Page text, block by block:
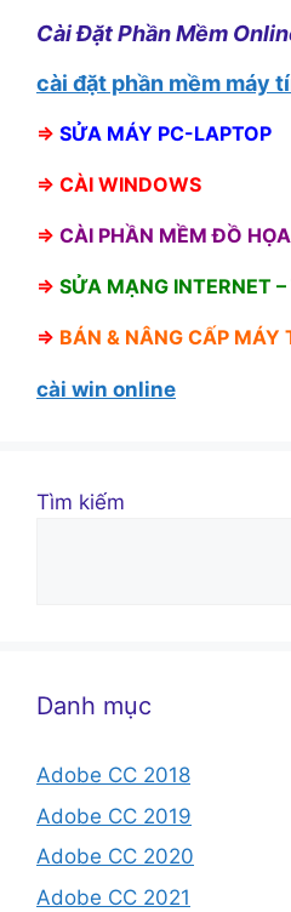
Cài Đặt Phần Mềm
cài đặt phần mềm máy
⇒ SỬA MÁY PC-LAPTOP
⇒ CÀI WINDOWS
⇒ CÀI PHẦN MỀM ĐỒ HỌA
⇒ SỬA MẠNG INTERNET –
⇒ BÁN & NÂNG CẤP MÁY
cài win online
Tìm kiếm
Danh mục
Adobe CC 2018
Adobe CC 2019
Adobe CC 2020
Adobe CC 2021